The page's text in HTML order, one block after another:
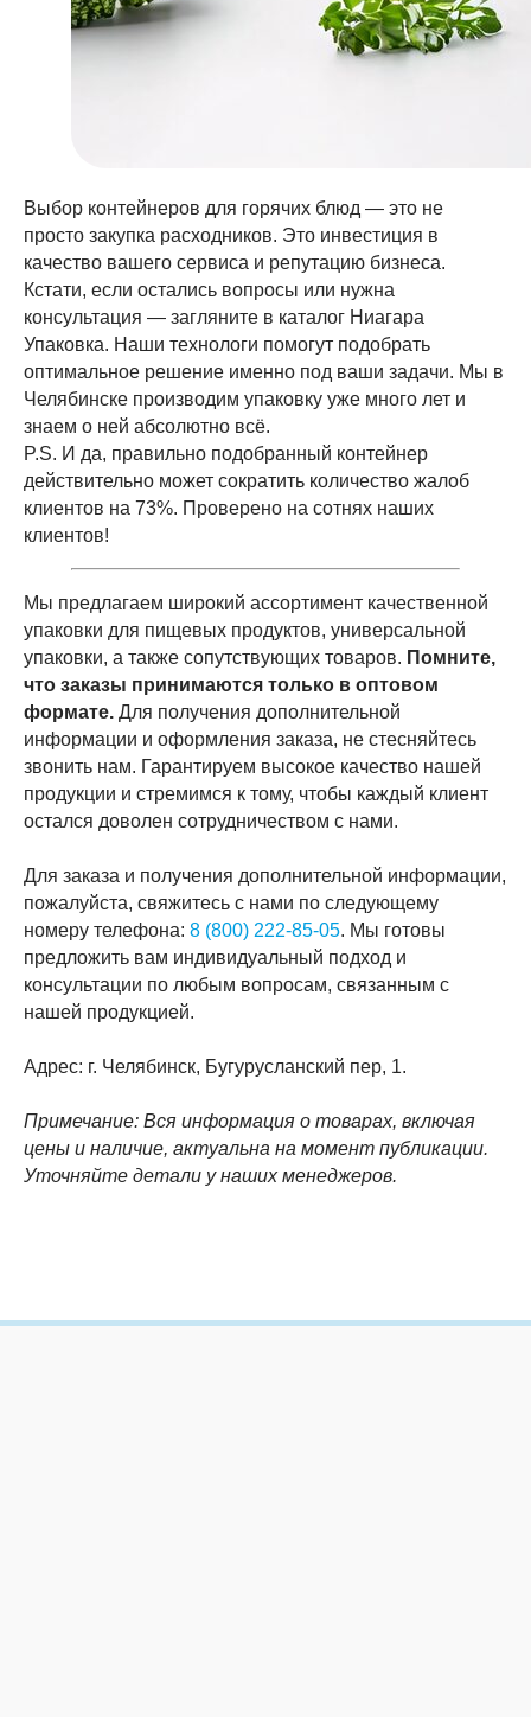
Выбор контейнеров для горячих блюд — это не
просто закупка расходников. Это инвестиция в
качество вашего сервиса и репутацию бизнеса.
Кстати, если остались вопросы или нужна
консультация — загляните в каталог Ниагара
Упаковка. Наши технологи помогут подобрать
оптимальное решение именно под ваши задачи. Мы в
Челябинске производим упаковку уже много лет и
знаем о ней абсолютно всё.
P.S. И да, правильно подобранный контейнер
действительно может сократить количество жалоб
клиентов на 73%. Проверено на сотнях наших
клиентов!
Мы предлагаем широкий ассортимент качественной
упаковки для пищевых продуктов, универсальной
упаковки, а также сопутствующих товаров. Помните,
что заказы принимаются только в оптовом
формате. Для получения дополнительной
информации и оформления заказа, не стесняйтесь
звонить нам. Гарантируем высокое качество нашей
продукции и стремимся к тому, чтобы каждый клиент
остался доволен сотрудничеством с нами.
Для заказа и получения дополнительной информации,
пожалуйста, свяжитесь с нами по следующему
номеру телефона: 8 (800) 222-85-05. Мы готовы
предложить вам индивидуальный подход и
консультации по любым вопросам, связанным с
нашей продукцией.
Адрес: г. Челябинск, Бугурусланский пер, 1.
Примечание: Вся информация о товарах, включая
цены и наличие, актуальна на момент публикации.
Уточняйте детали у наших менеджеров.